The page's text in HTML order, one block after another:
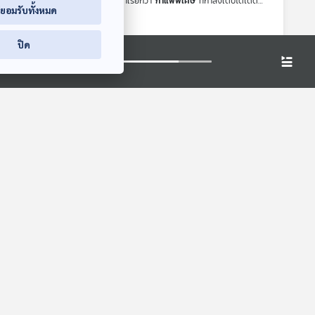
งไร ดร.วิทย์ สิทธิเวคิน และ คุณณัฏฐ์รดา คุณวิวัฒนานนท์ นายกสมาคมกาแฟ
อมรับทั้งหมด
ปิด